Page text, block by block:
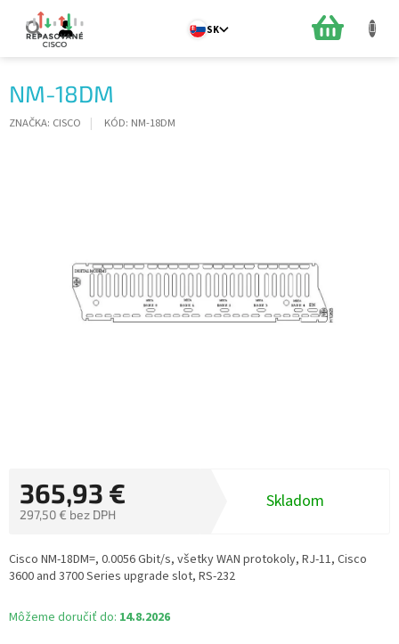
obsah
SK
NM-18DM
ZNAČKA: CISCO KÓD: NM-18DM
365,93 €
297,50 € bez DPH
cena:
Skladom
Môžeme doručiť do: 14.8.2026
Cisco NM-18DM=, 0.0056 Gbit/s, všetky WAN protokoly, RJ-11, Cisco
3600 and 3700 Series upgrade slot, RS-232